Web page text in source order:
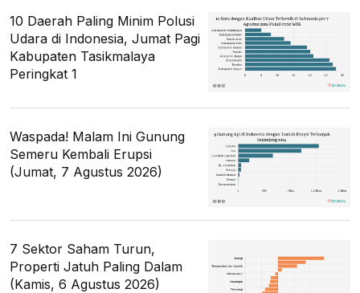
10 Daerah Paling Minim Polusi
Udara di Indonesia, Jumat Pagi
Kabupaten Tasikmalaya
Peringkat 1
Waspada! Malam Ini Gunung
Semeru Kembali Erupsi
(Jumat, 7 Agustus 2026)
7 Sektor Saham Turun,
Properti Jatuh Paling Dalam
(Kamis, 6 Agustus 2026)